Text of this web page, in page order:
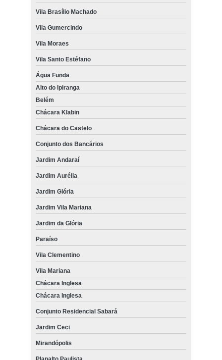
Vila Brasílio Machado
Vila Gumercindo
Vila Moraes
Vila Santo Estéfano
Água Funda
Alto do Ipiranga
Belém
Chácara Klabin
Chácara do Castelo
Conjunto dos Bancários
Jardim Andaraí
Jardim Aurélia
Jardim Glória
Jardim Vila Mariana
Jardim da Glória
Paraíso
Vila Clementino
Vila Mariana
Chácara Inglesa
Chácara Inglesa
Conjunto Residencial Sabará
Jardim Ceci
Mirandópolis